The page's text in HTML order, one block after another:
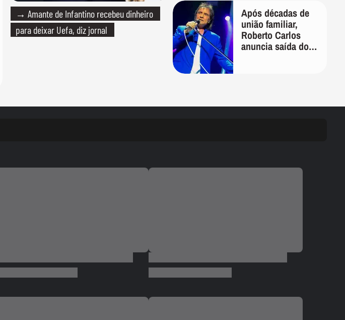
→ Amante de Infantino recebeu dinheiro
para deixar Uefa, diz jornal
Após décadas de
união familiar,
Roberto Carlos
anuncia saída do